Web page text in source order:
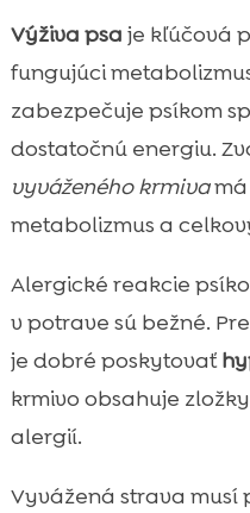
Výživa psa je kľúčová
fungujúci
zabezpečuje psíkom
dostatočnú energiu.
vyváženého krmivamá
metabolizmus a
Alergické reakcie
v potrave sú bežné.
je dobré poskytovať
krmivo obsahuje
alergií.
Vyvážená strava musí